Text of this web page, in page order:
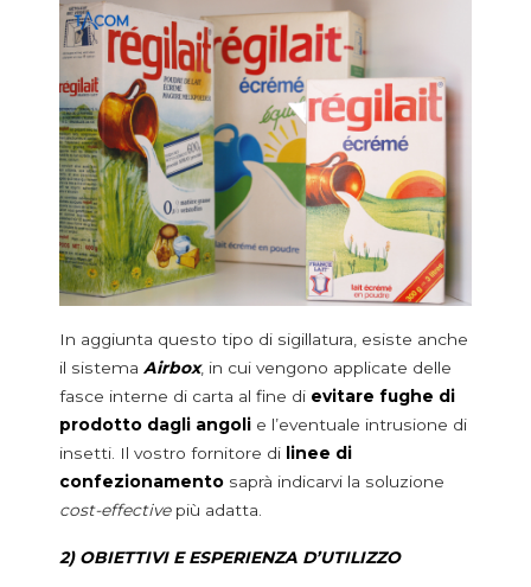
In aggiunta questo tipo di sigillatura, esiste anche
il sistema Airbox, in cui vengono applicate delle
fasce interne di carta al fine di evitare fughe di
prodotto dagli angoli e l’eventuale intrusione di
insetti. Il vostro fornitore di linee di
confezionamento saprà indicarvi la soluzione
cost-effectivepiù adatta.
2) OBIETTIVI E ESPERIENZA D’UTILIZZO